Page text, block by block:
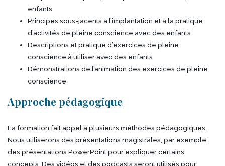
enfants
Principes sous-jacents à l’implantation et à la pratique
d’activités de pleine conscience avec des enfants
Descriptions et pratique d’exercices de pleine
conscience à utiliser avec des enfants
Démonstrations de l’animation des exercices de pleine
conscience
Approche pédagogique
La formation fait appel à plusieurs méthodes pédagogiques.
Nous utiliserons des présentations magistrales, par exemple,
des présentations PowerPoint pour expliquer certains
concepts. Des vidéos et des podcasts seront utilisés pour